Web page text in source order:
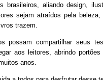
brasileiros, aliando design,
sejam atraídos pela
trazem.
possam compartilhar seus
aos leitores, abrindo
anos.